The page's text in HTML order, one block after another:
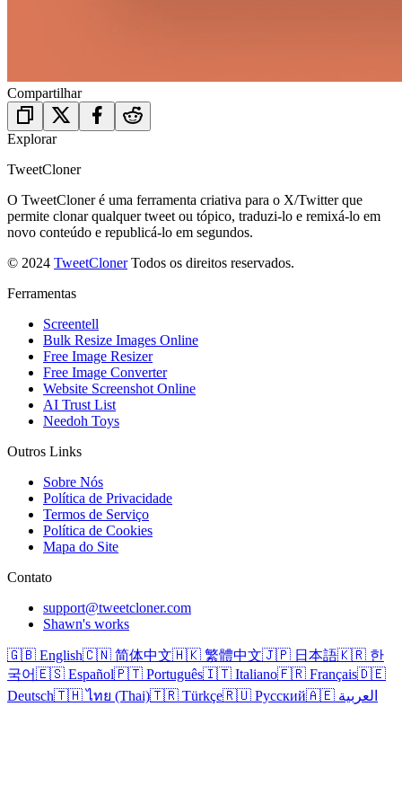
Compartilhar
Explorar
TweetCloner
O TweetCloner é uma ferramenta criativa para o X/Twitter que
permite clonar qualquer tweet ou tópico, traduzi-lo e remixá-lo em
novo conteúdo e republicá-lo em segundos.
© 2024 TweetCloner Todos os direitos reservados.
Ferramentas
Screentell
Bulk Resize Images Online
Free Image Resizer
Free Image Converter
Website Screenshot Online
AI Trust List
Needoh Toys
Outros Links
Sobre Nós
Política de Privacidade
Termos de Serviço
Política de Cookies
Mapa do Site
Contato
support@tweetcloner.com
Shawn's works
🇬🇧 English🇨🇳 简体中文🇭🇰 繁體中文🇯🇵 日本語🇰🇷 한
국어🇪🇸 Español🇵🇹 Português🇮🇹 Italiano🇫🇷 Français🇩🇪
Deutsch🇹🇭 ไทย (Thai)🇹🇷 Türkçe🇷🇺 Русский 🇦🇪 العربية